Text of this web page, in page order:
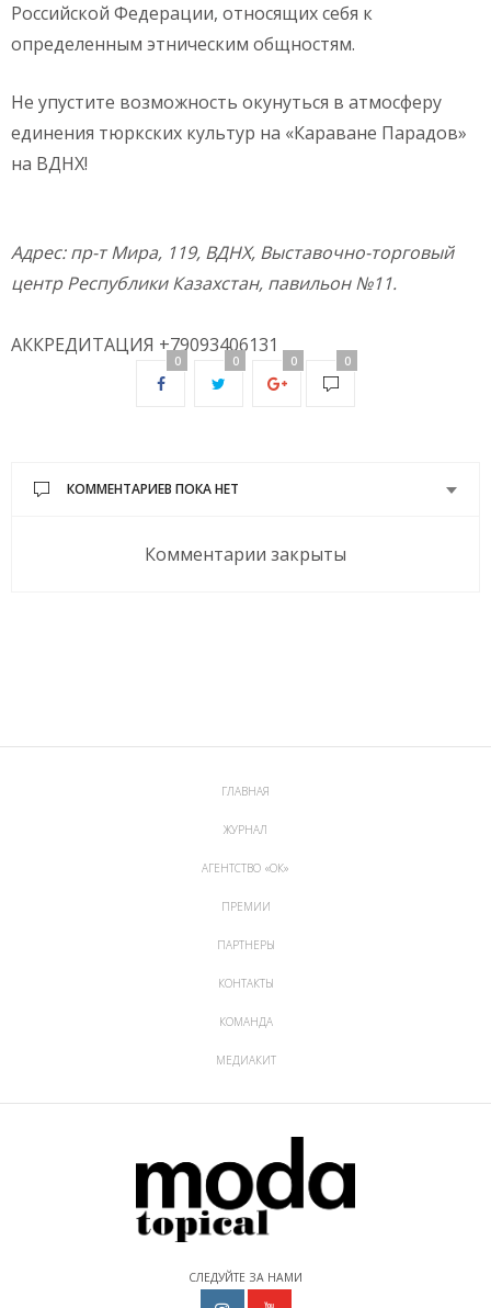
Российской Федерации, относящих себя к
определенным этническим общностям.
Не упустите возможность окунуться в атмосферу
единения тюркских культур на «Караване Парадов»
на ВДНХ!
Адрес: пр-т Мира, 119, ВДНХ, Выставочно-торговый
центр Республики Казахстан, павильон №11.
АККРЕДИТАЦИЯ +79093406131
0 0 0 0
КОММЕНТАРИЕВ ПОКА НЕТ
Комментарии закрыты
ГЛАВНАЯ
ЖУРНАЛ
АГЕНТСТВО «ОК»
ПРЕМИИ
ПАРТНЕРЫ
КОНТАКТЫ
КОМАНДА
МЕДИАКИТ
СЛЕДУЙТЕ ЗА НАМИ